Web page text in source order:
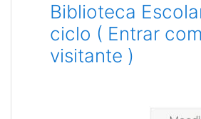
Biblioteca
ciclo ( Entrar
visitante )